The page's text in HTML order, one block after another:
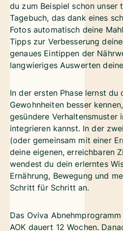
du zum Beispiel schon unser
Tagebuch, das dank eines
Fotos automatisch deine
Tipps zur Verbesserung
genaues Eintippen der
langwieriges Auswerten
In der ersten Phase lernst du
Gewohnheiten besser
gesündere Verhaltensmuster
integrieren kannst. In der
(oder gemeinsam mit einer
deine eigenen, erreichbaren
wendest du dein erlerntes
Ernährung, Bewegung und
Schritt für Schritt an.
Das Oviva
AOK dauert 12 Wochen.